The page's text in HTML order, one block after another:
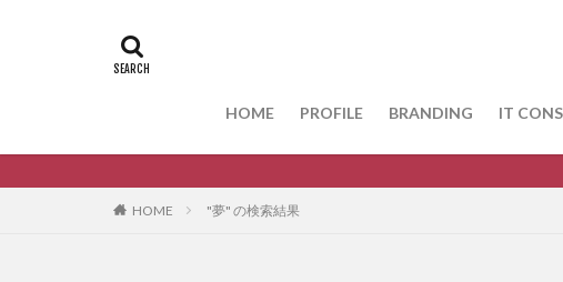
HOME PROFILE BRANDING IT
HOME "夢" の検索結果